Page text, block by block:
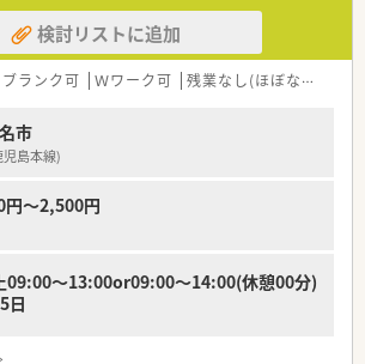
取得などにも前向きに取り組める方を求めていま
テラン層から若手まで幅広く歓迎しており、店
スを考慮しながら柔軟に受け入れを行っていま
て】
県、大分県を中心に約30店舗を展開しており、地
であるスギ薬局グループの一員として、安定した
康サポート薬局」の認可取得を目指す方針を掲げ
の社会的価値を高める取り組みに注力しています。
て】
検討リストに追加
ブランク可 Ｗワーク可 残業なし(ほぼなし含む)
市
島本線)
円～2,500円
09:00～13:00or09:00～14:00(休憩00分)
日